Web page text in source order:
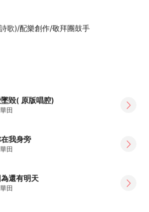
歌)/配樂創作/敬拜團鼓手
毀( 原版唱腔)
田
我身旁
田
還有明天
田